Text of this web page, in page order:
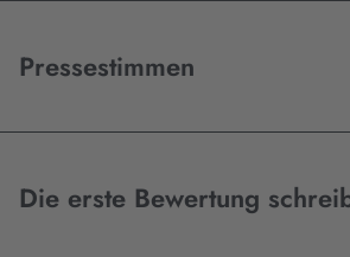
Pressestimmen
Die erste Bewertung